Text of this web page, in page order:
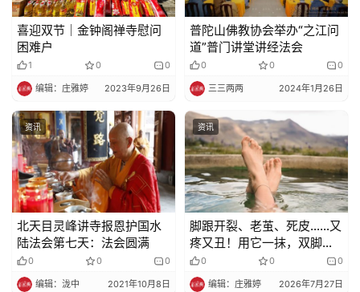
教
艺
术
政
策
法
规
免
责
声
明
喜迎双节｜金钟阁禅寺慰问
困难户
1 0 0
编辑：庄雅婷 2023年9月26日
普陀山佛教协会举办“之江问
道”普门讲堂讲经法会
0 0 0
三三两两 2024年1月26日
资讯
北天目灵峰讲寺报恩护国水
陆法会第七天：法会圆满
0 0 0
编辑：泷中 2021年10月8日
资讯
脚跟开裂、老茧、死皮……又
疼又丑！用它一抹，双脚嫩
滑，实测惊呆了！
0 0 0
编辑：庄雅婷 2026年7月27日